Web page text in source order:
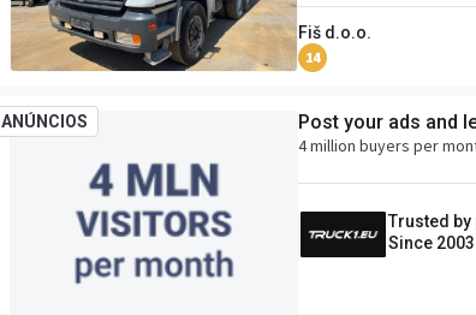
Fiš d.o.o.
14
ANÚNCIOS Post your ads and
4 million buyers per
Trusted
Since 2003